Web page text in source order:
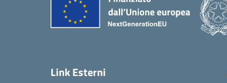
Link Esterni